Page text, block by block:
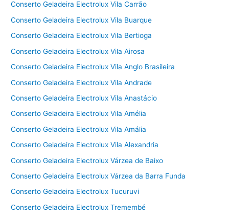
Conserto Geladeira Electrolux Vila Carrão
Conserto Geladeira Electrolux Vila Buarque
Conserto Geladeira Electrolux Vila Bertioga
Conserto Geladeira Electrolux Vila Airosa
Conserto Geladeira Electrolux Vila Anglo Brasileira
Conserto Geladeira Electrolux Vila Andrade
Conserto Geladeira Electrolux Vila Anastácio
Conserto Geladeira Electrolux Vila Amélia
Conserto Geladeira Electrolux Vila Amália
Conserto Geladeira Electrolux Vila Alexandria
Conserto Geladeira Electrolux Várzea de Baixo
Conserto Geladeira Electrolux Várzea da Barra Funda
Conserto Geladeira Electrolux Tucuruvi
Conserto Geladeira Electrolux Tremembé